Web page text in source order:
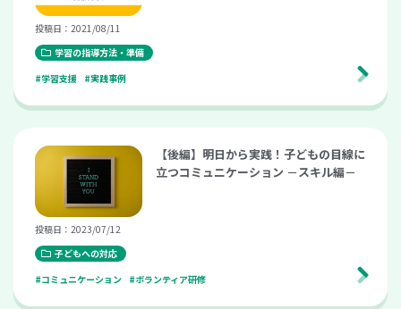
投稿日：2021/08/11
学習の指導方法・準備
#学習支援
#実践事例
【後編】明日から実践！子どもの目線に
立つコミュニケーション －スキル編－
投稿日：2023/07/12
子どもへの対応
#コミュニケーション
#ボランティア研修